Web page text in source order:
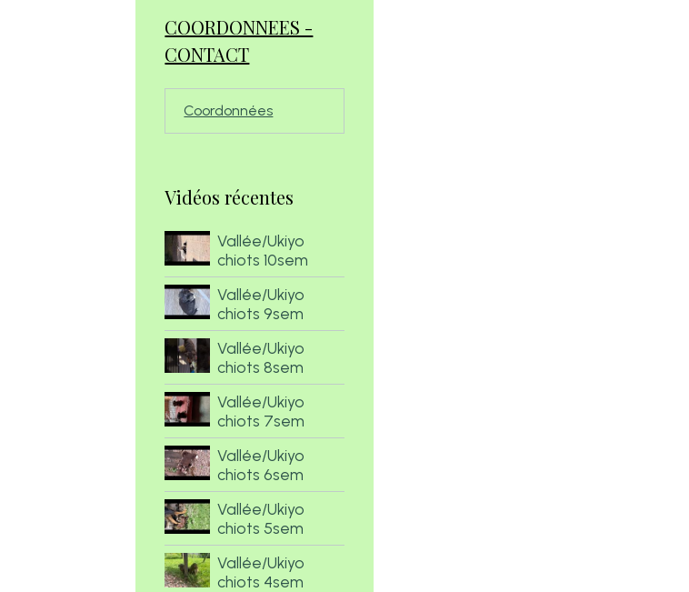
COORDONNEES -
CONTACT
Coordonnées
Vidéos récentes
Vallée/Ukiyo
chiots 10sem
Vallée/Ukiyo
chiots 9sem
Vallée/Ukiyo
chiots 8sem
Vallée/Ukiyo
chiots 7sem
Vallée/Ukiyo
chiots 6sem
Vallée/Ukiyo
chiots 5sem
Vallée/Ukiyo
chiots 4sem